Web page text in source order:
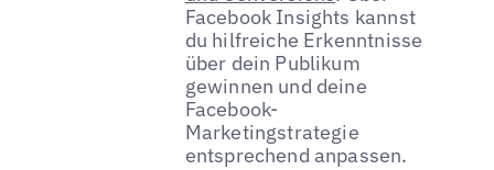
Facebook Insights kannst
du hilfreiche Erkenntnisse
über dein Publikum
gewinnen und deine
Facebook-
Marketingstrategie
entsprechend anpassen.